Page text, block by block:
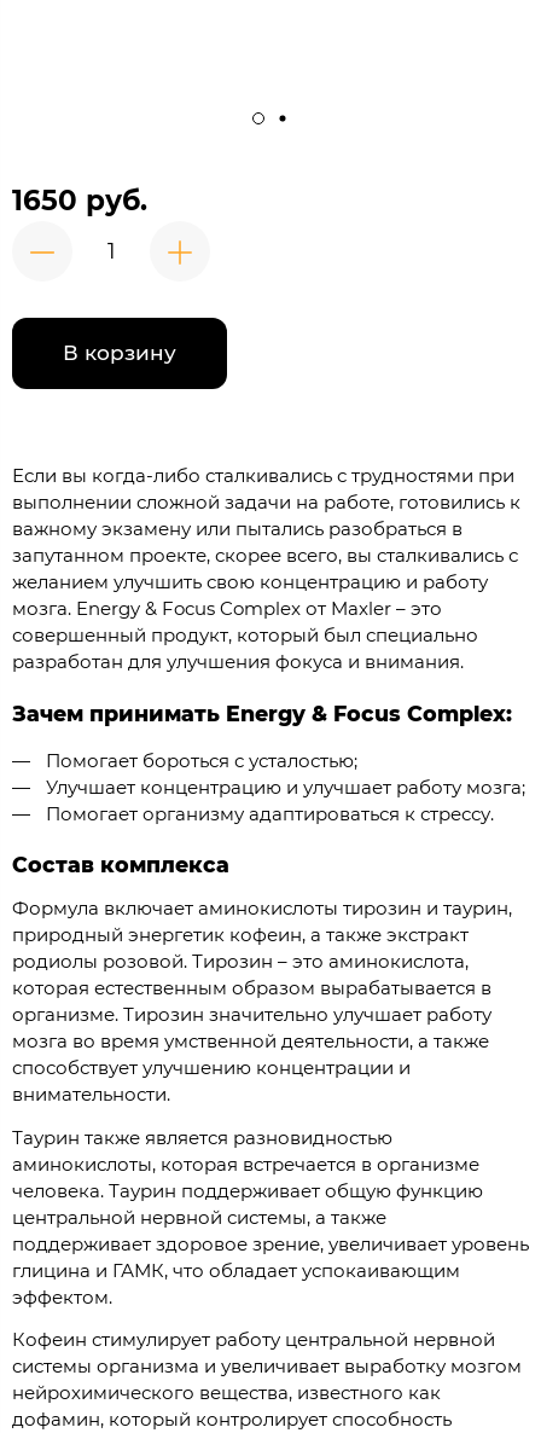
1650 руб.
В корзину
Если вы когда-либо сталкивались с трудностями при
выполнении сложной задачи на работе, готовились к
важному экзамену или пытались разобраться в
запутанном проекте, скорее всего, вы сталкивались с
желанием улучшить свою концентрацию и работу
мозга. Energy & Focus Complex от Maxler – это
совершенный продукт, который был специально
разработан для улучшения фокуса и внимания.
Зачем принимать Energy & Focus Complex:
Помогает бороться с усталостью;
Улучшает концентрацию и улучшает работу мозга;
Помогает организму адаптироваться к стрессу.
Состав комплекса
Формула включает аминокислоты тирозин и таурин,
природный энергетик кофеин, а также экстракт
родиолы розовой. Тирозин – это аминокислота,
которая естественным образом вырабатывается в
организме. Тирозин значительно улучшает работу
мозга во время умственной деятельности, а также
способствует улучшению концентрации и
внимательности.
Таурин также является разновидностью
аминокислоты, которая встречается в организме
человека. Таурин поддерживает общую функцию
центральной нервной системы, а также
поддерживает здоровое зрение, увеличивает уровень
глицина и ГАМК, что обладает успокаивающим
эффектом.
Кофеин стимулирует работу центральной нервной
системы организма и увеличивает выработку мозгом
нейрохимического вещества, известного как
дофамин, который контролирует способность